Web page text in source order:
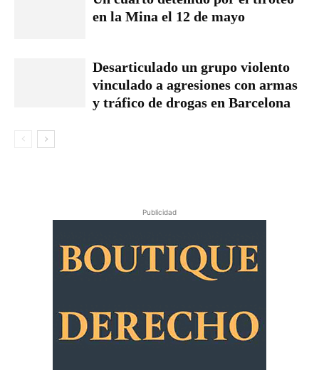
en la Mina el 12 de mayo
Desarticulado un grupo violento
vinculado a agresiones con armas
y tráfico de drogas en Barcelona
Publicidad